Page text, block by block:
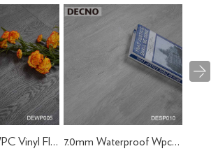
7mm Click WPC Vinyl Flooring Factory 7.0mm Waterproof Wpc Vinyl Flooring